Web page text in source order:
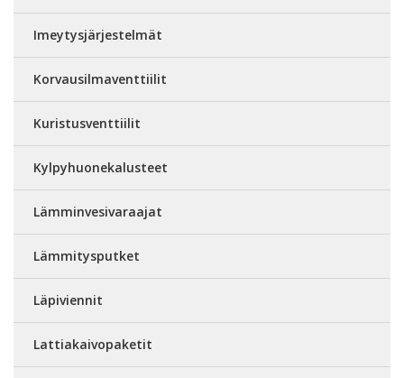
Imeytysjärjestelmät
Korvausilmaventtiilit
Kuristusventtiilit
Kylpyhuonekalusteet
Lämminvesivaraajat
Lämmitysputket
Läpiviennit
Lattiakaivopaketit